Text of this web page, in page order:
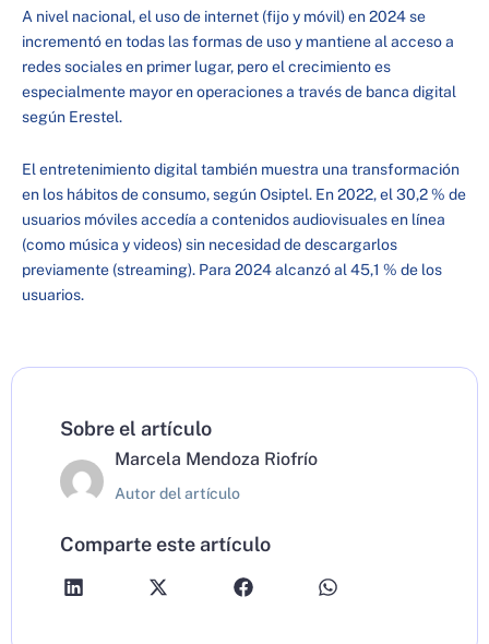
A nivel nacional, el uso de internet (fijo y móvil) en 2024 se
incrementó en todas las formas de uso y mantiene al acceso a
redes sociales en primer lugar, pero el crecimiento es
especialmente mayor en operaciones a través de banca digital
según Erestel.
El entretenimiento digital también muestra una transformación
en los hábitos de consumo, según Osiptel. En 2022, el 30,2 % de
usuarios móviles accedía a contenidos audiovisuales en línea
(como música y videos) sin necesidad de descargarlos
previamente (streaming). Para 2024 alcanzó al 45,1 % de los
usuarios.
Sobre el artículo
Marcela Mendoza Riofrío
Autor del artículo
Comparte este artículo